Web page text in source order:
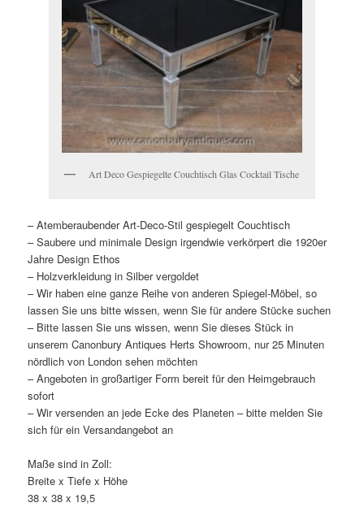
Art Deco Gespiegelte Couchtisch Glas Cocktail Tische
– Atemberaubender Art-Deco-Stil gespiegelt Couchtisch
– Saubere und minimale Design irgendwie verkörpert die 1920er
Jahre Design Ethos
– Holzverkleidung in Silber vergoldet
– Wir haben eine ganze Reihe von anderen Spiegel-Möbel, so
lassen Sie uns bitte wissen, wenn Sie für andere Stücke suchen
– Bitte lassen Sie uns wissen, wenn Sie dieses Stück in
unserem Canonbury Antiques Herts Showroom, nur 25 Minuten
nördlich von London sehen möchten
– Angeboten in großartiger Form bereit für den Heimgebrauch
sofort
– Wir versenden an jede Ecke des Planeten – bitte melden Sie
sich für ein Versandangebot an
Maße sind in Zoll:
Breite x Tiefe x Höhe
38 x 38 x 19,5